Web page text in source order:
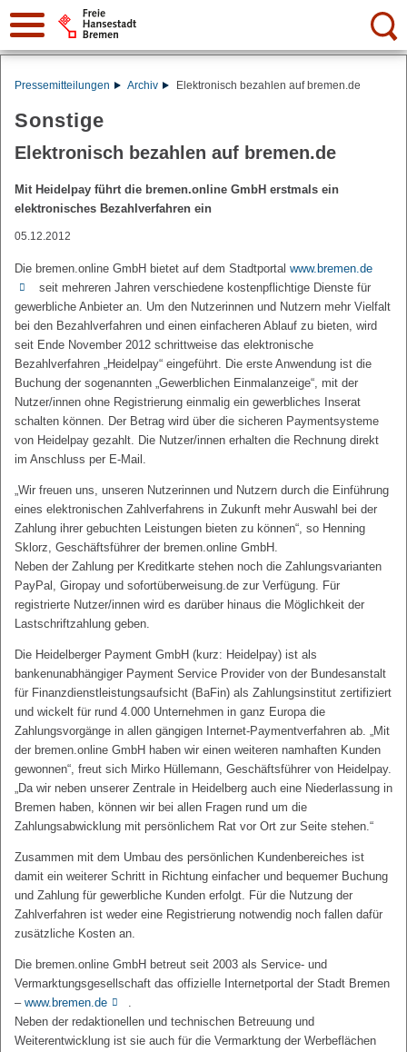
Suche:
Pressemitteilungen Archiv Elektronisch bezahlen auf bremen.de
Sonstige
Elektronisch bezahlen auf bremen.de
Mit Heidelpay führt die bremen.online GmbH erstmals ein
elektronisches Bezahlverfahren ein
05.12.2012
Die bremen.online GmbH bietet auf dem Stadtportal www.bremen.de
seit mehreren Jahren verschiedene kostenpflichtige Dienste für
gewerbliche Anbieter an. Um den Nutzerinnen und Nutzern mehr Vielfalt
bei den Bezahlverfahren und einen einfacheren Ablauf zu bieten, wird
seit Ende November 2012 schrittweise das elektronische
Bezahlverfahren „Heidelpay“ eingeführt. Die erste Anwendung ist die
Buchung der sogenannten „Gewerblichen Einmalanzeige“, mit der
Nutzer/innen ohne Registrierung einmalig ein gewerbliches Inserat
schalten können. Der Betrag wird über die sicheren Paymentsysteme
von Heidelpay gezahlt. Die Nutzer/innen erhalten die Rechnung direkt
im Anschluss per E-Mail.
„Wir freuen uns, unseren Nutzerinnen und Nutzern durch die Einführung
eines elektronischen Zahlverfahrens in Zukunft mehr Auswahl bei der
Zahlung ihrer gebuchten Leistungen bieten zu können“, so Henning
Sklorz, Geschäftsführer der bremen.online GmbH.
Neben der Zahlung per Kreditkarte stehen noch die Zahlungsvarianten
PayPal, Giropay und sofortüberweisung.de zur Verfügung. Für
registrierte Nutzer/innen wird es darüber hinaus die Möglichkeit der
Lastschriftzahlung geben.
Die Heidelberger Payment GmbH (kurz: Heidelpay) ist als
bankenunabhängiger Payment Service Provider von der Bundesanstalt
für Finanzdienstleistungsaufsicht (BaFin) als Zahlungsinstitut zertifiziert
und wickelt für rund 4.000 Unternehmen in ganz Europa die
Zahlungsvorgänge in allen gängigen Internet-Paymentverfahren ab. „Mit
der bremen.online GmbH haben wir einen weiteren namhaften Kunden
gewonnen“, freut sich Mirko Hüllemann, Geschäftsführer von Heidelpay.
„Da wir neben unserer Zentrale in Heidelberg auch eine Niederlassung in
Bremen haben, können wir bei allen Fragen rund um die
Zahlungsabwicklung mit persönlichem Rat vor Ort zur Seite stehen.“
Zusammen mit dem Umbau des persönlichen Kundenbereiches ist
damit ein weiterer Schritt in Richtung einfacher und bequemer Buchung
und Zahlung für gewerbliche Kunden erfolgt. Für die Nutzung der
Zahlverfahren ist weder eine Registrierung notwendig noch fallen dafür
zusätzliche Kosten an.
Die bremen.online GmbH betreut seit 2003 als Service- und
Vermarktungsgesellschaft das offizielle Internetportal der Stadt Bremen
– www.bremen.de
.
Neben der redaktionellen und technischen Betreuung und
Weiterentwicklung ist sie auch für die Vermarktung der Werbeflächen